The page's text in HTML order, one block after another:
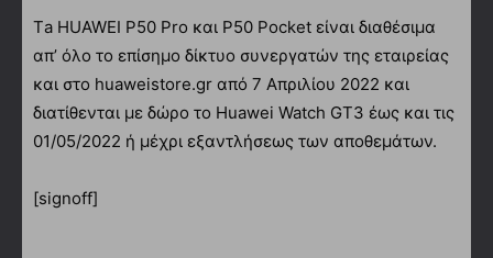
Τa HUAWEI P50 Pro και P50 Pocket είναι διαθέσιμα
απ’ όλο το επίσημο δίκτυο συνεργατών της εταιρείας
και στο huaweistore.gr από 7 Απριλίου 2022 και
διατίθενται με δώρο το Huawei Watch GT3 έως και τις
01/05/2022 ή μέχρι εξαντλήσεως των αποθεμάτων.
[signoff]